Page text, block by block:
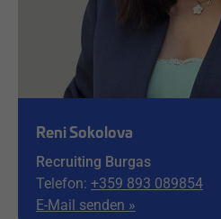
Reni Sokolova
Recruiting Burgas
Telefon: +359 893 089854
E-Mail senden »